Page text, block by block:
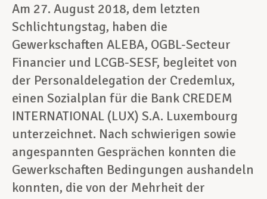
Am 27. August 2018, dem letzten
Schlichtungstag, haben die
Gewerkschaften ALEBA, OGBL-Secteur
Financier und LCGB-SESF, begleitet von
der Personaldelegation der Credemlux,
einen Sozialplan für die Bank CREDEM
INTERNATIONAL (LUX) S.A. Luxembourg
unterzeichnet. Nach schwierigen sowie
angespannten Gesprächen konnten die
Gewerkschaften Bedingungen aushandeln
konnten, die von der Mehrheit der